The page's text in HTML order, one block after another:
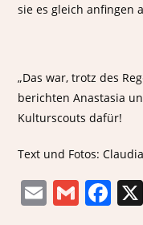
sie es gleich anfingen
„Das war, trotz des
berichten Anastasia
Kulturscouts dafür!
Text und Fotos:
E G F